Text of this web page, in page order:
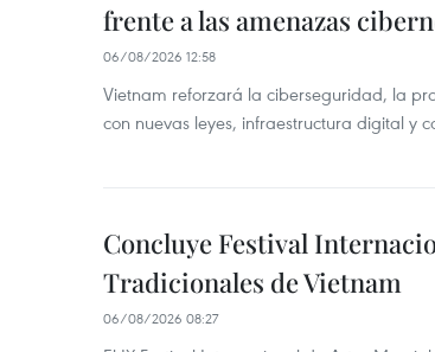
frente a las amenazas
06/08/2026 12:58
Vietnam reforzará la ciberseguridad, la
con nuevas leyes, infraestructura digital y
Concluye Festival
Tradicionales de Vietnam
06/08/2026 08:27